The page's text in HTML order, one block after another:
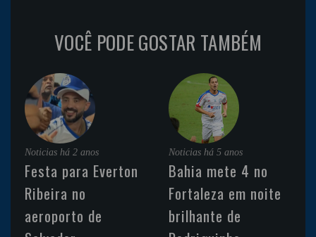
VOCÊ PODE GOSTAR TAMBÉM
Noticias há 2 anos
Festa para Everton
Ribeira no
aeroporto de
Noticias há 5 anos
Bahia mete 4 no
Fortaleza em noite
brilhante de